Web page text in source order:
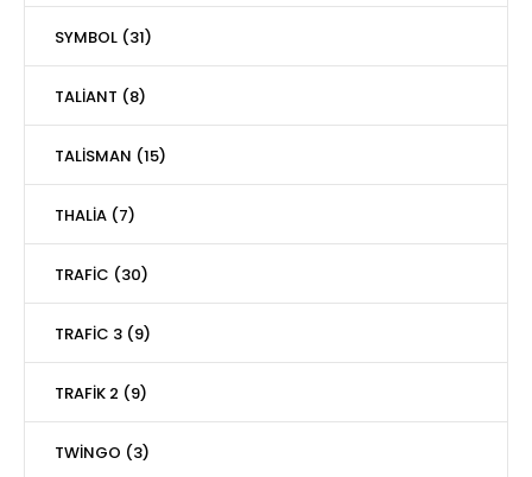
SYMBOL (31)
TALİANT (8)
TALİSMAN (15)
THALİA (7)
TRAFİC (30)
TRAFİC 3 (9)
TRAFİK 2 (9)
TWİNGO (3)